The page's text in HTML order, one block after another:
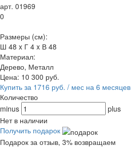
арт. 01969
0
Размеры (см):
Ш 48 x Г 4 x В 48
Материал:
Дерево, Металл
Цена: 10 300 руб.
Купить за 1716 руб. / мес на 6 месяцев
Количество
minus
plus
Нет в наличии
Получить подарок
Подарок за отзыв, 3% возвращаем